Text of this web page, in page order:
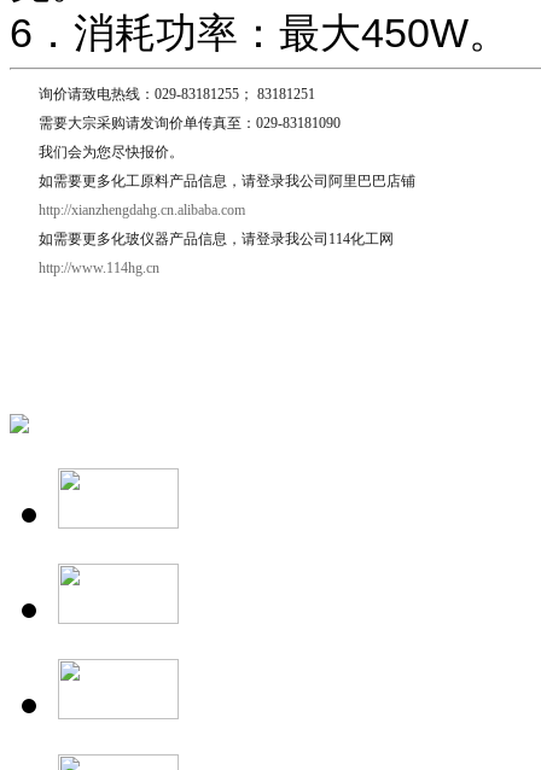
6．消耗功率：最大450W。
询价请致电热线：029-83181255； 83181251
需要大宗采购请发询价单传真至：029-83181090
我们会为您尽快报价。
如需要更多化工原料产品信息，请登录我公司阿里巴巴店铺
http://xianzhengdahg.cn.alibaba.com
如需要更多化玻仪器产品信息，请登录我公司114化工网
http://www.114hg.cn